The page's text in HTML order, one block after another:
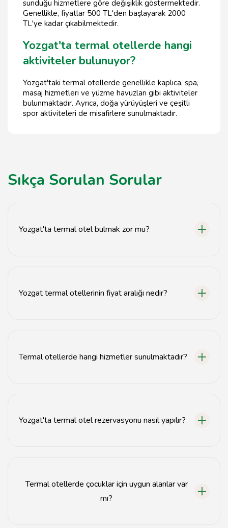
sunduğu hizmetlere göre değişiklik göstermektedir.
Genellikle, fiyatlar 500 TL'den başlayarak 2000
TL'ye kadar çıkabilmektedir.
Yozgat'ta termal otellerde hangi
aktiviteler bulunuyor?
Yozgat'taki termal otellerde genellikle kaplıca, spa,
masaj hizmetleri ve yüzme havuzları gibi aktiviteler
bulunmaktadır. Ayrıca, doğa yürüyüşleri ve çeşitli
spor aktiviteleri de misafirlere sunulmaktadır.
Sıkça Sorulan Sorular
Yozgat'ta termal otel bulmak zor mu?
Yozgat termal otellerinin fiyat aralığı nedir?
Termal otellerde hangi hizmetler sunulmaktadır?
Yozgat'ta termal otel rezervasyonu nasıl yapılır?
Termal otellerde çocuklar için uygun alanlar var
mı?